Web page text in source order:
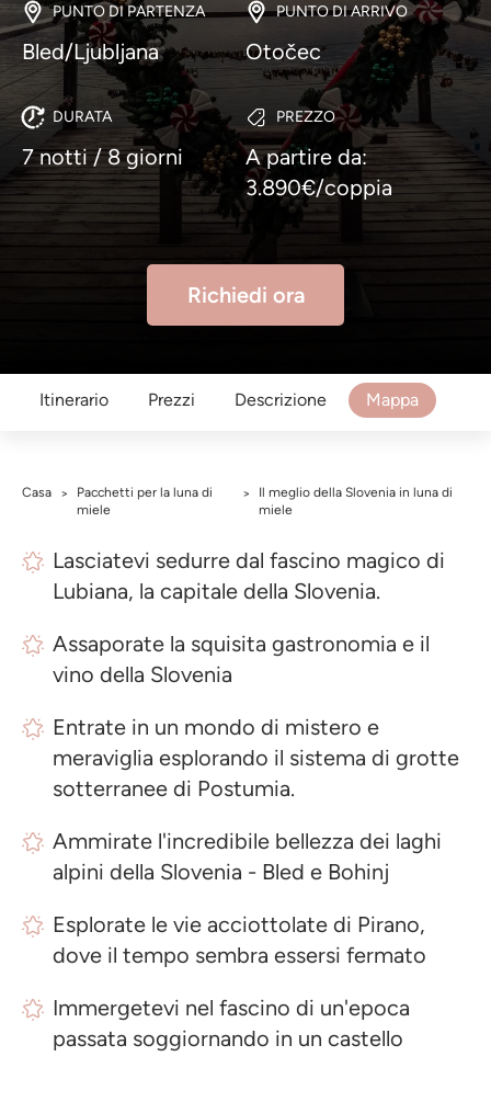
PUNTO DI PARTENZA
Bled/Ljubljana
PUNTO DI ARRIVO
Otočec
DURATA
7 notti / 8 giorni
PREZZO
A partire da:
3.890€/coppia
Richiedi ora
Itinerario Prezzi Descrizione Mappa
Casa >
Pacchetti per la luna di
miele
>
Il meglio della Slovenia in luna di
miele
Lasciatevi sedurre dal fascino magico di
Lubiana, la capitale della Slovenia.
Assaporate la squisita gastronomia e il
vino della Slovenia
Entrate in un mondo di mistero e
meraviglia esplorando il sistema di grotte
sotterranee di Postumia.
Ammirate l'incredibile bellezza dei laghi
alpini della Slovenia - Bled e Bohinj
Esplorate le vie acciottolate di Pirano,
dove il tempo sembra essersi fermato
Immergetevi nel fascino di un'epoca
passata soggiornando in un castello